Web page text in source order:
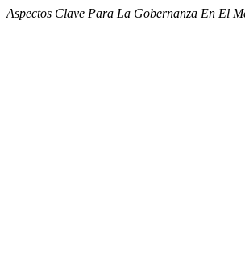
Aspectos Clave Para La Gobernanza En El